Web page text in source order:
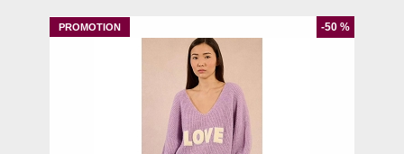
-50 %